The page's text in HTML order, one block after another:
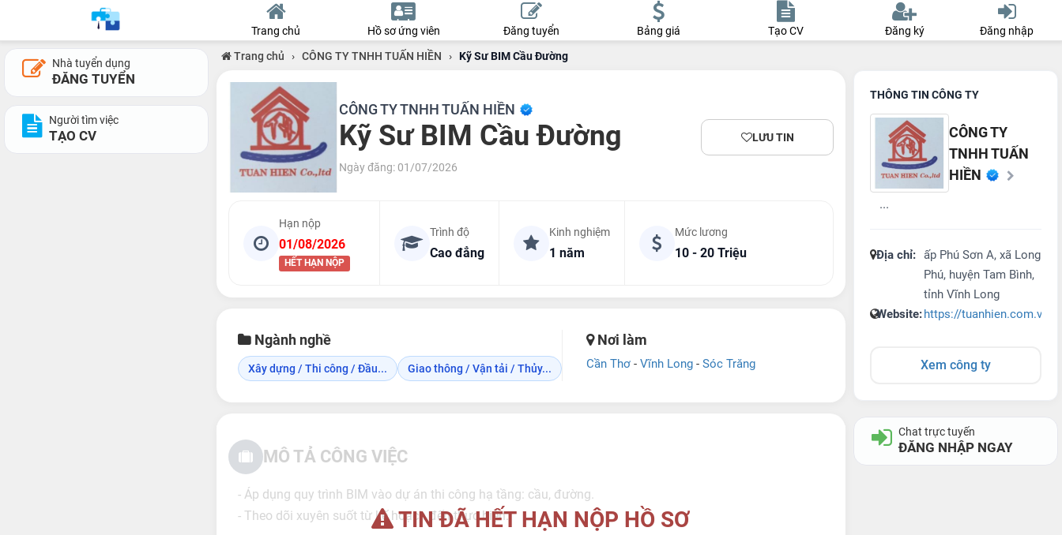
Trang chủ Hồ sơ ứng viên Đăng tuyển Bảng giá Tạo CV Đăng ký Đăng nhập
Nhà tuyển dụng
ĐĂNG TUYỂN
Người tìm việc
TẠO CV
Trang chủ › CÔNG TY TNHH TUẤN HIỀN › Kỹ Sư BIM Cầu Đường
CÔNG TY TNHH TUẤN HIỀN
Kỹ Sư BIM Cầu Đường
Ngày đăng: 01/07/2026
LƯU TIN
Hạn nộp
01/08/2026
HẾT HẠN NỘP
Trình độ
Cao đẳng
Kinh nghiệm
1 năm
Mức lương
10 - 20 Triệu
Ngành nghề
Xây dựng / Thi công / Đầu... Giao thông / Vận tải / Thủy...
Nơi làm
Cần Thơ- Vĩnh Long- Sóc Trăng
TIN ĐÃ HẾT HẠN NỘP HỒ SƠ
MÔ TẢ CÔNG VIỆC
- Áp dụng quy trình BIM vào dự án thi công hạ tầng: cầu, đường.
- Theo dõi xuyên suốt từ kế hoạch đến thực hiện.
THÔNG TIN CÔNG TY
CÔNG TY
TNHH TUẤN
HIỀN
...
Địa chỉ: ấp Phú Sơn A, xã Long
Phú, huyện Tam Bình,
tỉnh Vĩnh Long
Website:https://tuanhien.com.vn
Xem công ty
Chat trực tuyến
ĐĂNG NHẬP NGAY